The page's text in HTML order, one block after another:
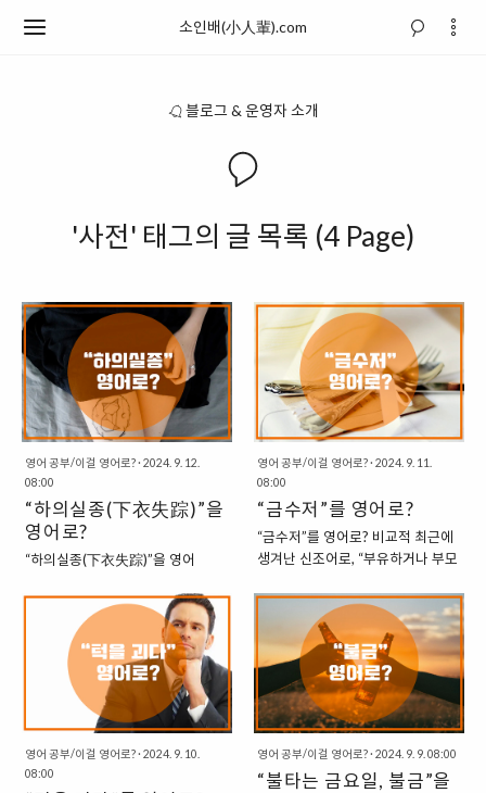
소인배(小人輩).com
블로그 & 운영자 소개
'사전' 태그의 글 목록 (4 Page)
영어 공부/이걸 영어로?· 2024. 9. 12.
08:00
“하의실종(下衣失踪)”을
영어로?
“하의실종(下衣失踪)”을 영어
가 거의 보이지 않는 옷차림을 비유
적으로 표현하는 신조어입니다. 이
표현은 일반적으로 ‘실종’이라는 개
념을 의류에 적용하여 유머러스하
게 만들어진 말입니다. 이와 유사한
패션을 영어로 표현할 때는 다음과
같은 용어를 사용합니다. 1. Thigh
Skimming : 허벅지에서 살짝 스치
는 (하의 실종) “Thigh
영어 공부/이걸 영어로?· 2024. 9. 11.
08:00
“금수저”를 영어로?
“금수저”를 영어로? 비교적 최근에
생겨난 신조어로, “부유하거나 부모
어나 경제적 여유 따위의 좋은 환경
을 누리는 사람”을 비유적으로 이르
는 말로 “금수저”라는 표현이 있습
니다. 이는 경제적, 사회적 배경이
좋은 사람을 가리키는 말입니다. 이
러한 “수저계급론”은 복잡한 감정을
담고 있으며, 계층 이동의 어려움,
유복한 환경에 대한 부러움, 그리고
현실의 자괴감 등을 포함하고 있습
영어 공부/이걸 영어로?· 2024. 9. 10.
08:00
영어 공부/이걸 영어로?· 2024. 9. 9. 08:00
“불타는 금요일, 불금”을